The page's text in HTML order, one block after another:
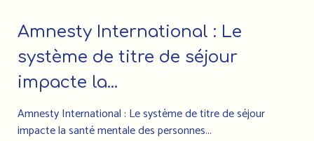
Amnesty International : Le
système de titre de séjour
impacte la...
Amnesty International : Le système de titre de séjour
impacte la santé mentale des personnes...